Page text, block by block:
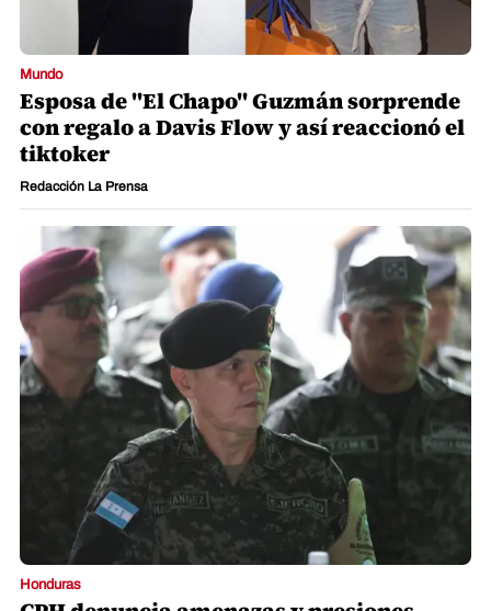
Mundo
Esposa de "El Chapo" Guzmán sorprende
con regalo a Davis Flow y así reaccionó el
tiktoker
Redacción La Prensa
Honduras